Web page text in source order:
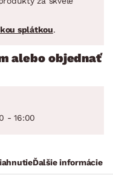
splátkou.
alebo objednať
- 16:00
Ďalšie informácie